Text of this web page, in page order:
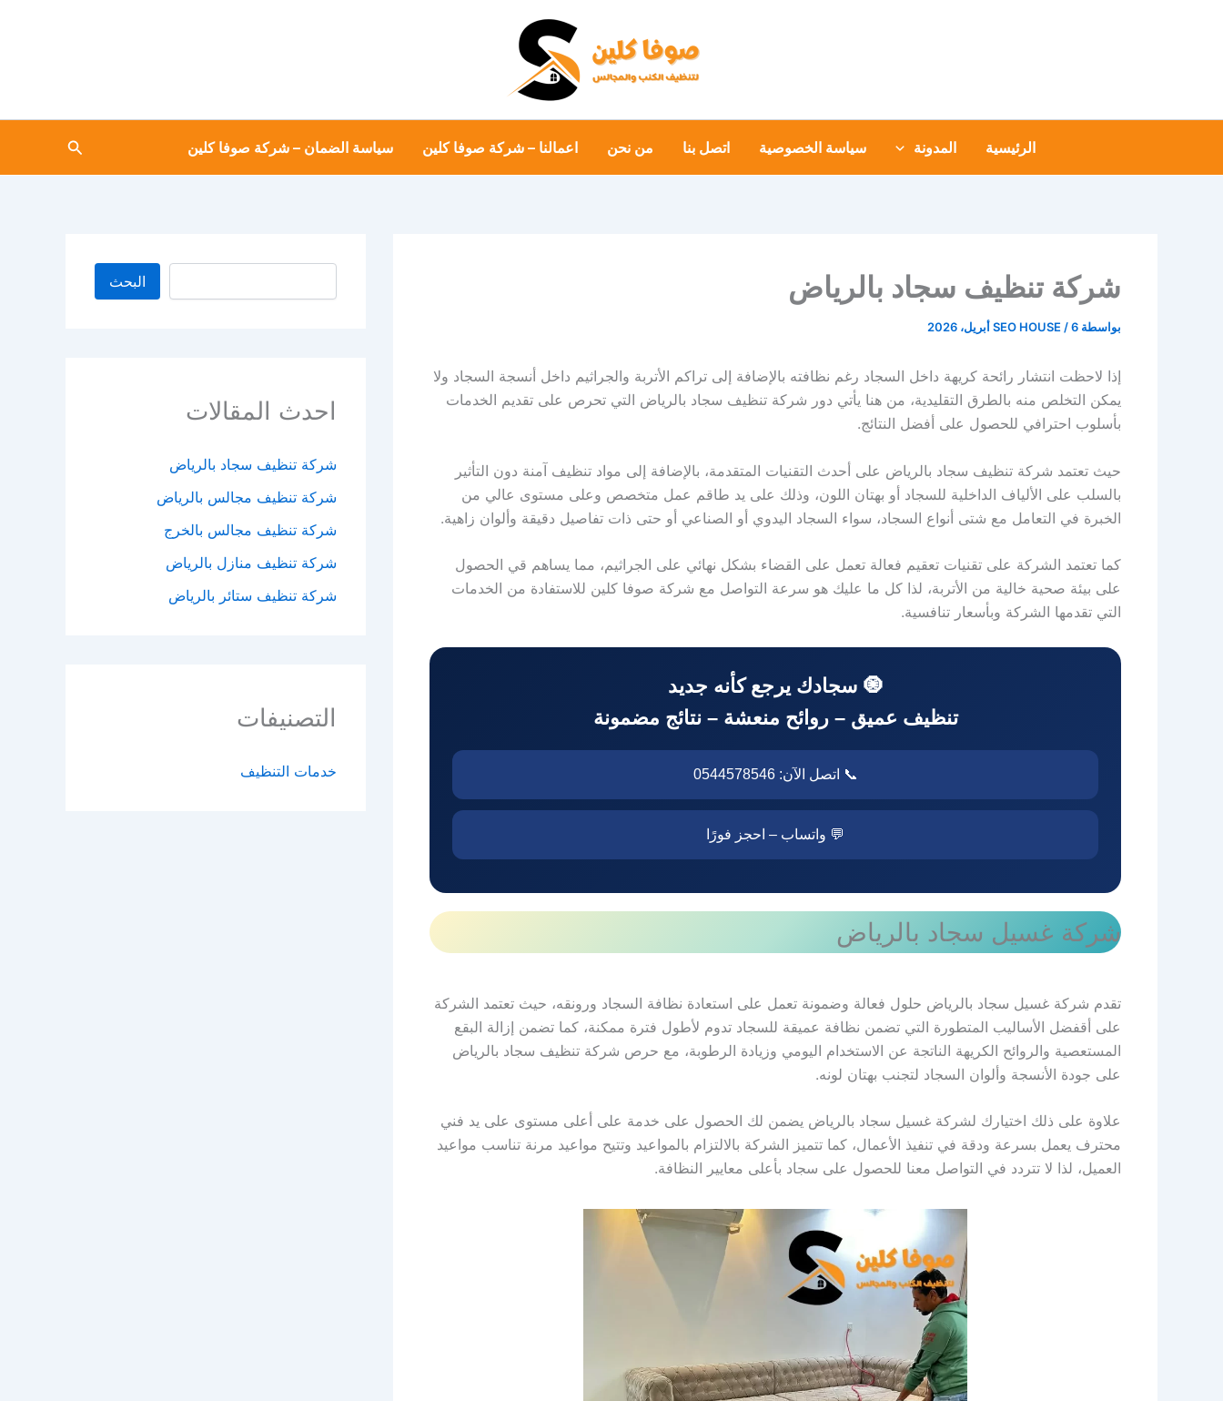
الرئيسية المدونة سياسة الخصوصية اتصل بنا من نحن اعمالنا – شركة صوفا كلين سياسة الضمان – شركة صوفا كلين البحث
شركة تنظيف سجاد بالرياض
بواسطة SEO HOUSE /6 أبريل، 2026
إذا لاحظت انتشار رائحة كريهة داخل السجاد رغم نظافته بالإضافة إلى تراكم الأتربة والجراثيم داخل أنسجة السجاد ولا
يمكن التخلص منه بالطرق التقليدية، من هنا يأتي دور شركة تنظيف سجاد بالرياض التي تحرص على تقديم الخدمات
بأسلوب احترافي للحصول على أفضل النتائج.
حيث تعتمد شركة تنظيف سجاد بالرياض على أحدث التقنيات المتقدمة، بالإضافة إلى مواد تنظيف آمنة دون التأثير
بالسلب على الألياف الداخلية للسجاد أو بهتان اللون، وذلك على يد طاقم عمل متخصص وعلى مستوى عالي من
الخبرة في التعامل مع شتى أنواع السجاد، سواء السجاد اليدوي أو الصناعي أو حتى ذات تفاصيل دقيقة وألوان زاهية.
كما تعتمد الشركة على تقنيات تعقيم فعالة تعمل على القضاء بشكل نهائي على الجراثيم، مما يساهم قي الحصول
على بيئة صحية خالية من الأتربة، لذا كل ما عليك هو سرعة التواصل مع شركة صوفا كلين للاستفادة من الخدمات
التي تقدمها الشركة وبأسعار تنافسية.
🧿 سجادك يرجع كأنه جديد
تنظيف عميق – روائح منعشة – نتائج مضمونة
📞 اتصل الآن: 0544578546
💬 واتساب – احجز فورًا
شركة غسيل سجاد بالرياض
تقدم شركة غسيل سجاد بالرياض حلول فعالة وضمونة تعمل على استعادة نظافة السجاد ورونقه، حيث تعتمد الشركة
على أقفضل الأساليب المتطورة التي تضمن نظافة عميقة للسجاد تدوم لأطول فترة ممكنة، كما تضمن إزالة البقع
المستعصية والروائح الكريهة الناتجة عن الاستخدام اليومي وزيادة الرطوبة، مع حرص شركة تنظيف سجاد بالرياض
على جودة الأنسجة وألوان السجاد لتجنب بهتان لونه.
علاوة على ذلك اختيارك لشركة غسيل سجاد بالرياض يضمن لك الحصول على خدمة على أعلى مستوى على يد فني
محترف يعمل بسرعة ودقة في تنفيذ الأعمال، كما تتميز الشركة بالالتزام بالمواعيد وتتيح مواعيد مرنة تناسب مواعيد
العميل، لذا لا تتردد في التواصل معنا للحصول على سجاد بأعلى معايير النظافة.
البحث
احدث المقالات
شركة تنظيف سجاد بالرياض
شركة تنظيف مجالس بالرياض
شركة تنظيف مجالس بالخرج
شركة تنظيف منازل بالرياض
شركة تنظيف ستائر بالرياض
التصنيفات
خدمات التنظيف